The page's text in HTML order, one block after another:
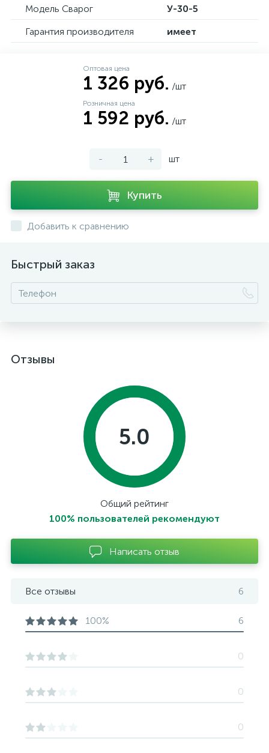
Модель Сварог
У-30-5
Гарантия производителя
имеет
Оптовая цена
1 326 руб. /шт
Розничная цена
1 592 руб. /шт
- + шт
Купить
Добавить к сравнению
Быстрый заказ
Отзывы
5.0
Общий рейтинг
100% пользователей рекомендуют
Написать отзыв
Все отзывы 6
100% 6
0
0
0